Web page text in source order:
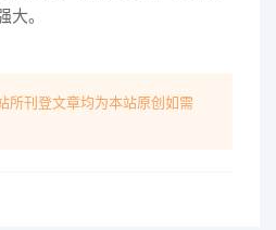
。
所刊登文章均为本站原创如需